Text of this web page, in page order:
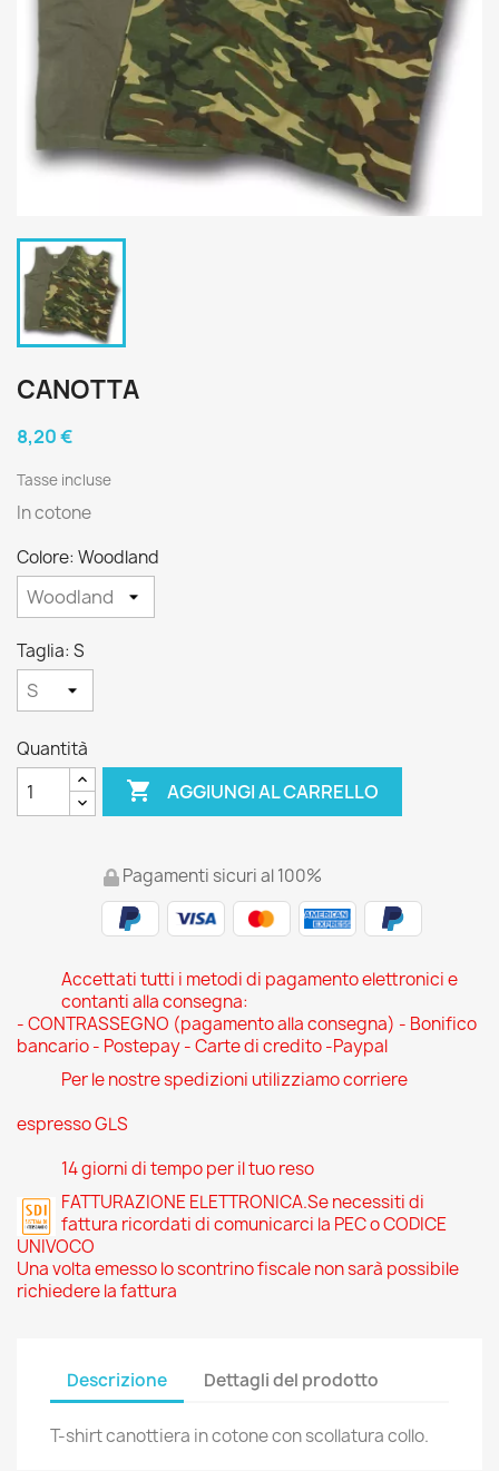
CANOTTA
8,20 €
Tasse incluse
In cotone
Colore: Woodland
Taglia: S
Quantità
 AGGIUNGI AL CARRELLO
Pagamenti sicuri al 100%
Accettati tutti i metodi di pagamento elettronici e
contanti alla consegna:
- CONTRASSEGNO (pagamento alla consegna) - Bonifico
bancario - Postepay - Carte di credito -Paypal
Per le nostre spedizioni utilizziamo corriere
espresso GLS
14 giorni di tempo per il tuo reso
FATTURAZIONE ELETTRONICA.Se necessiti di
fattura ricordati di comunicarci la PEC o CODICE
UNIVOCO
Una volta emesso lo scontrino fiscale non sarà possibile
richiedere la fattura
Descrizione Dettagli del prodotto
T-shirt canottiera in cotone con scollatura collo.